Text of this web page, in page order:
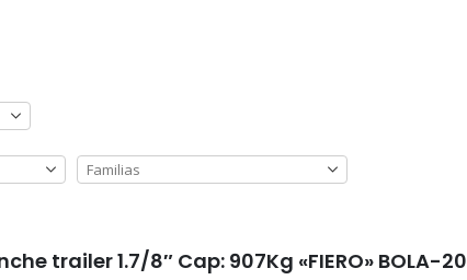
trailer 1.7/8″ Cap: 907Kg «FIERO» BOLA-20